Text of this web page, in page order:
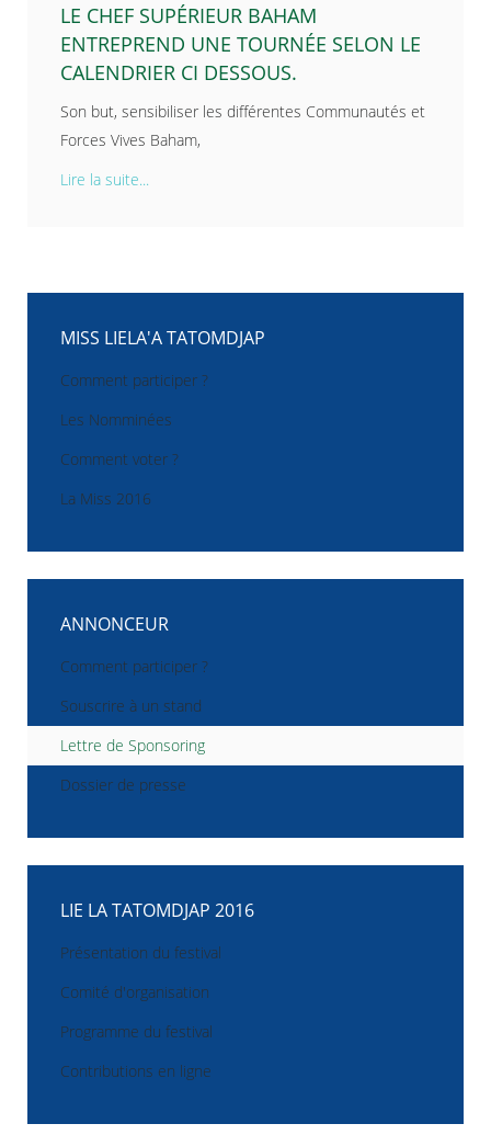
LE CHEF SUPÉRIEUR BAHAM
ENTREPREND UNE TOURNÉE SELON LE
CALENDRIER CI DESSOUS.
Son but, sensibiliser les différentes Communautés et
Forces Vives Baham,
Lire la suite...
MISS LIELA'A TATOMDJAP
Comment participer ?
Les Nomminées
Comment voter ?
La Miss 2016
ANNONCEUR
Comment participer ?
Souscrire à un stand
Lettre de Sponsoring
Dossier de presse
LIE LA TATOMDJAP 2016
Présentation du festival
Comité d'organisation
Programme du festival
Contributions en ligne